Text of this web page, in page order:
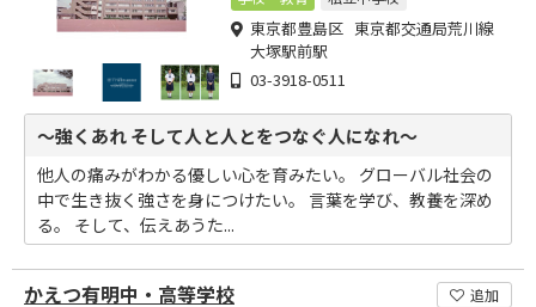
東京都豊島区 東京都交通局荒川線
大塚駅前駅
03-3918-0511
～強くあれ そして人と人とをつなぐ人になれ～
他人の痛みがわかる優しい心を育みたい。 グローバル社会の
中で生き抜く強さを身につけたい。 言葉を学び、教養を深め
る。 そして、伝えあうた...
かえつ有明中・高等学校 追加